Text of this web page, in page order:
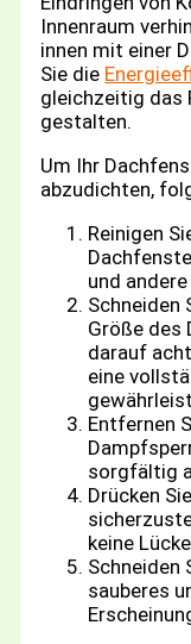
Innenraum
innen mit einer
Sie die
gleichzeitig das
gestalten.
Um Ihr
abzudichten,
Reinigen
und
Schneiden
Größe des
darauf
eine
Entfernen
sorgfältig
Drücken
keine
Schneiden
sauberes